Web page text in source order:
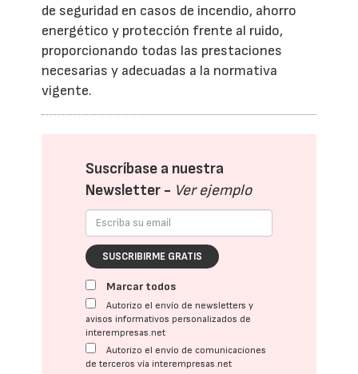
de seguridad en casos de incendio, ahorro
energético y protección frente al ruido,
proporcionando todas las prestaciones
necesarias y adecuadas a la normativa
vigente.
Suscríbase a nuestra
Newsletter - Ver ejemplo
SUSCRIBIRME GRATIS
Marcar todos
Autorizo el envío de newsletters y
avisos informativos personalizados de
interempresas.net
Autorizo el envío de comunicaciones
de terceros vía interempresas.net